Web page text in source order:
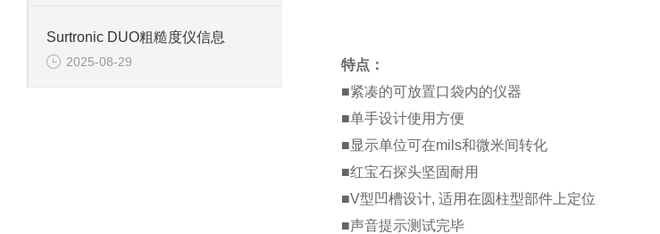
Surtronic DUO粗糙度仪信息
2025-08-29
特点：
■紧凑的可放置口袋内的仪器
■单手设计使用方便
■显示单位可在mils和微米间转化
■红宝石探头坚固耐用
■V型凹槽设计, 适用在圆柱型部件上定位
■声音提示测试完毕